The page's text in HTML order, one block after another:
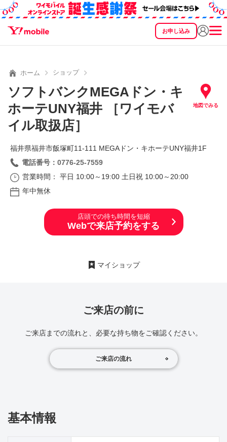
お申し込み
SEARCH
ホーム ショップ
ソフトバンクMEGAドン・キ
ホーテUNY福井 ［ワイモバ
イル取扱店］
地図でみる
福井県福井市飯塚町11‐111 MEGAドン・キホーテUNY福井1F
電話番号：0776-25-7559
営業時間： 平日 10:00～19:00 土日祝 10:00～20:00
年中無休
店頭での待ち時間を短縮
Webで来店予約をする
マイショップ
ご来店の前に
ご来店までの流れと、必要な持ち物をご確認ください。
ご来店の流れ
基本情報